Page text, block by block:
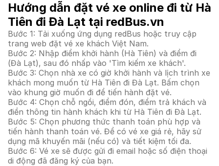
Hướng dẫn đặt vé xe online đi từ Hà
Tiên đi Đà Lạt tại redBus.vn
Bước 1: Tải xuống ứng dụng redBus hoặc truy cập
trang web đặt vé xe khách Việt Nam.
Bước 2: Nhập điểm khởi hành (Hà Tiên) và điểm đi
(Đà Lạt), sau đó nhấp vào 'Tìm kiếm xe khách'.
Bước 3: Chọn nhà xe có giờ khởi hành và lịch trình xe
khách mong muốn từ Hà Tiên đi Đà Lạt. Bấm chọn
vào khung giờ muốn đi để tiến hành đặt vé.
Bước 4: Chọn chỗ ngồi, điểm đón, điểm trả khách và
điền thông tin hành khách khi từ Hà Tiên đi Đà Lạt.
Bước 5: Chọn phương thức thanh toán phù hợp và
tiến hành thanh toán vé. Để có vé xe giá rẻ, hãy sử
dụng mã khuyến mãi (nếu có) và tiết kiệm tối đa.
Bước 6: Vé xe sẽ được gửi đi email hoặc số điện thoại
di động đã đăng ký của bạn.